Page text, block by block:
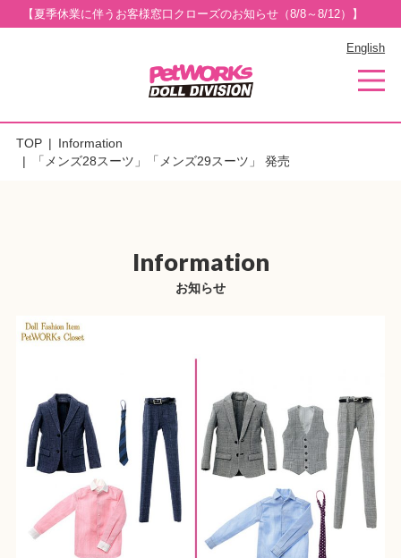
【夏季休業に伴うお客様窓口クローズのお知らせ（8/8～8/12）】
English
TOP
Information
「メンズ28スーツ」「メンズ29スーツ」 発売
Information
お知らせ